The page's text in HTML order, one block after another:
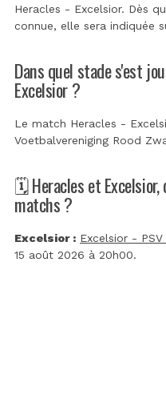
Heracles - Excelsior. Dès
connue, elle sera indiquée
Dans quel stade s'est
Excelsior ?
Le match Heracles -
Voetbalvereniging Rood
🗓️ Heracles et
matchs ?
Excelsior : Excelsior - PSV
15 août 2026 à 20h00.